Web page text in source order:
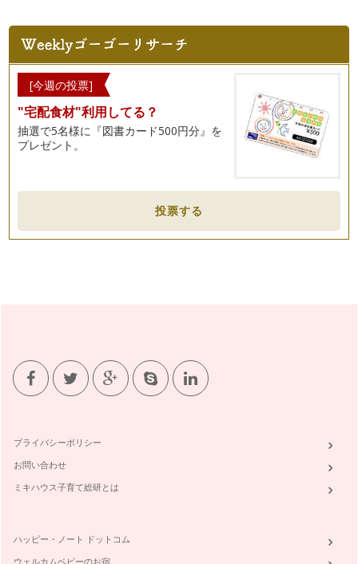
[今週の投票]
"宅配食材"利用してる？
抽選で5名様に『図書カード500円分』を
プレゼント。
投票する
プライバシーポリシー
お問い合わせ
ミキハウス子育て総研とは
ハッピー・ノート ドットコム
ウェルカムベビーのお宿